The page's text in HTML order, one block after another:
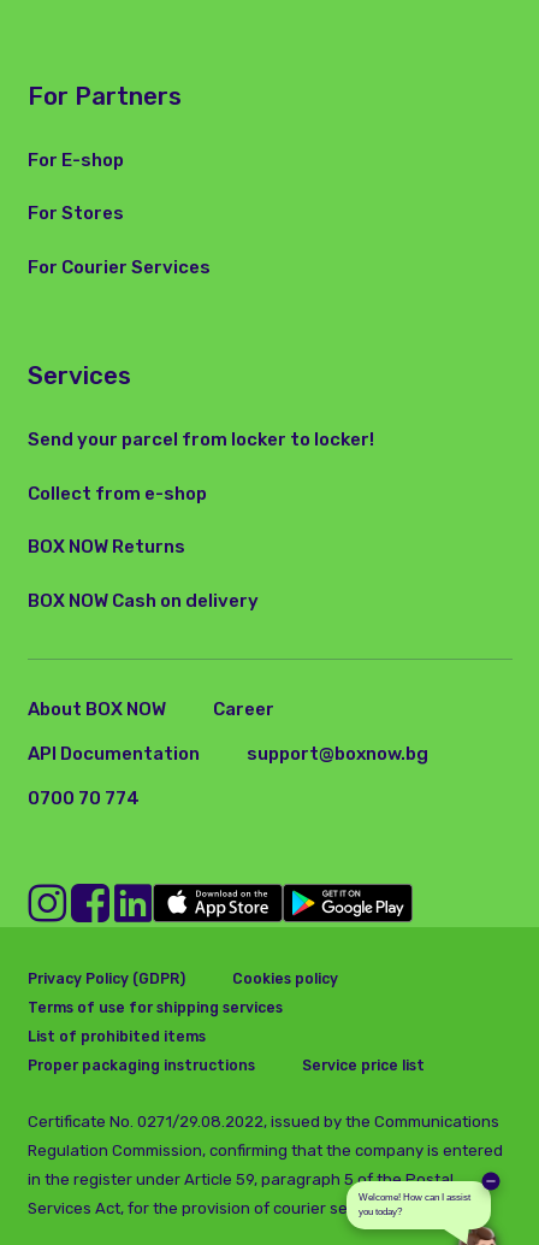
For Partners
For E-shop
For Stores
For Courier Services
Services
Send your parcel from locker to locker!
Collect from e-shop
BOX NOW Returns
BOX NOW Cash on delivery
About BOX NOW Career
API Documentation support@boxnow.bg
0700 70 774
Certificate No. 0271/29.08.2022, issued by the Communications
Regulation Commission, confirming that the company is entered
in the register under Article 59, paragraph 5 of the Postal
Services Act, for the provision of courier services.
Privacy Policy (GDPR)
Cookies policy
Terms of use for shipping services
List of prohibited items
Proper packaging instructions
Service price list